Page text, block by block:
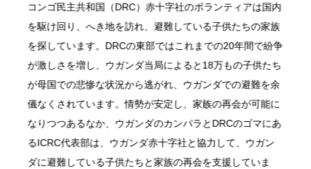
コンゴ民主共和国（DRC）赤十字社のボランティアは国内
を駆け回り、へき地を訪れ、避難している子供たちの家族
を探しています。DRCの東部ではこれまでの20年間で紛争
が激しさを増し、ウガンダ当局によると18万もの子供たち
が母国での悲惨な状況から逃がれ、ウガンダでの避難を余
儀なくされています。情勢が安定し、家族の再会が可能に
なりつつあるなか、ウガンダのカンパラとDRCのゴマにあ
るICRC代表部は、ウガンダ赤十字社と協力して、ウガン
ダに避難している子供たちと家族の再会を支援していま